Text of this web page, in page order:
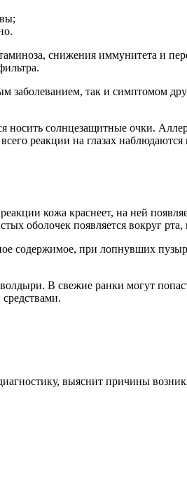
снижения иммунитета и
заболеванием, так и симптомом
носить солнцезащитные очки.
реакции на глазах наблюдаются
кожа краснеет, на ней
оболочек появляется вокруг рта,
содержимое, при лопнувших
В свежие ранки могут
выяснит причины